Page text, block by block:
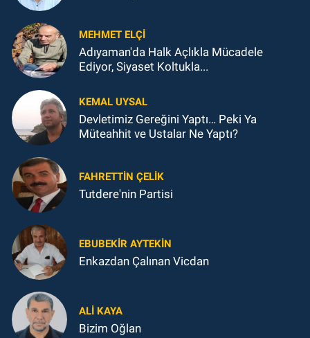
MEHMET ELÇI
Adıyaman'da Halk Açlıkla Mücadele
Ediyor, Siyaset Koltukla...
KEMAL UYSAL
Devletimiz Gereğini Yaptı… Peki Ya
Müteahhit ve Ustalar Ne Yaptı?
FAHRETTIN ÇELİK
Tutdere'nin Partisi
EBUBEKIR AYTEKIN
Enkazdan Çalınan Vicdan
ALI KAYA
Bizim Oğlan